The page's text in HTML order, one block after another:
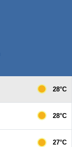
28°C
28°C
27°C